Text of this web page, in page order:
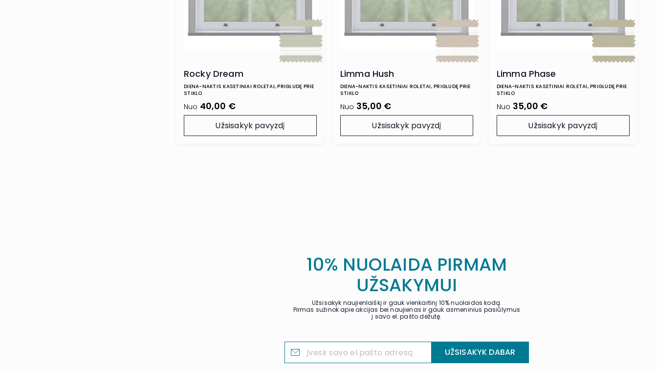
Rocky Dream
DIENA-NAKTIS KASETINIAI ROLETAI, PRIGLUDĘ PRIE
STIKLO
Nuo 40,00 €
Užsisakyk pavyzdį
Limma Hush
DIENA-NAKTIS KASETINIAI ROLETAI, PRIGLUDĘ PRIE
STIKLO
Nuo 35,00 €
Užsisakyk pavyzdį
Limma Phase
DIENA-NAKTIS KASETINIAI ROLETAI, PRIGLUDĘ PRIE
STIKLO
Nuo 35,00 €
Užsisakyk pavyzdį
10% NUOLAIDA PIRMAM
UŽSAKYMUI
Užsisakyk naujienlaiškį ir gauk vienkartinį 10% nuolaidos kodą.
Pirmas sužinok apie akcijas bei naujienas ir gauk asmeninius pasiūlymus
į savo el. pašto dėžutę.
UŽSISAKYK DABAR